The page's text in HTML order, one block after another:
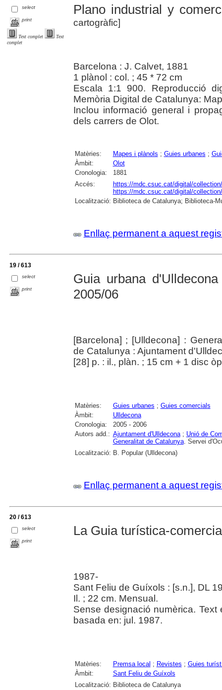
select
print
Text complet
Text
complet
Plano industrial y
cartogràfic]
Barcelona : J. Calvet, 1881
1 plànol : col. ; 45 * 72 cm
Escala 1:1 900. Reproducció
Memòria Digital de Catalunya:
Inclou informació general i
dels carrers de Olot.
Matèries: Mapes i plànols ; Guies urbanes ;
Àmbit:
Olot
Cronologia:
1881
Accés:
https://mdc.csuc.cat/digital/
https://mdc.csuc.cat/digital/
Localització: Biblioteca de Catalunya; Biblioteca-
Enllaç permanent a aquest
19 / 613
select
print
Guia urbana
2005/06
[Barcelona] ; [Ulldecona] :
de Catalunya : Ajuntament
[28] p. : il., plàn. ; 15 cm + 1 disc
Matèries: Guies urbanes ; Guies comercials
Àmbit:
Ulldecona
Cronologia:
2005 - 2006
Autors add.: Ajuntament d'Ulldecona; Unió de
Generalitat de Catalunya. Servei
Localització: B. Popular (Ulldecona)
Enllaç permanent a aquest
20 / 613
select
print
La Guia turística-
1987-
Sant Feliu de Guíxols : [s.n.], DL
Il. ; 22 cm. Mensual.
Sense designació numèrica.
basada en: jul. 1987.
Matèries: Premsa local ; Revistes ; Guies
Àmbit:
Sant Feliu de Guíxols
Localització: Biblioteca de Catalunya